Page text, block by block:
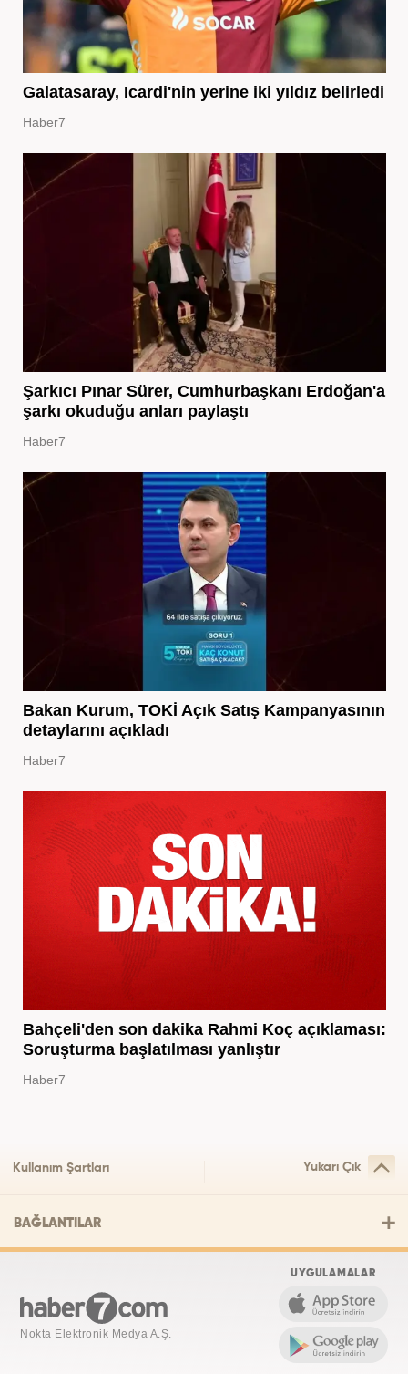
Galatasaray, Icardi'nin yerine iki yıldız belirledi
Haber7
Şarkıcı Pınar Sürer, Cumhurbaşkanı Erdoğan'a
şarkı okuduğu anları paylaştı
Haber7
Bakan Kurum, TOKİ Açık Satış Kampanyasının
detaylarını açıkladı
Haber7
Bahçeli'den son dakika Rahmi Koç açıklaması:
Soruşturma başlatılması yanlıştır
Haber7
Kullanım Şartları Yukarı Çık
BAĞLANTILAR
Nokta Elektronik Medya A.Ş.
UYGULAMALAR